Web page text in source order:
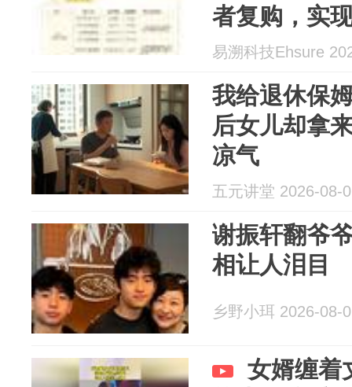
者复购，实
易溯科技Ehsure
我给退休保
后女儿却拿
凉气
五元讲堂 2026-08-
谢振轩翻爷
相让人泪目
乡野小珥 2026-08-
女婿缠着